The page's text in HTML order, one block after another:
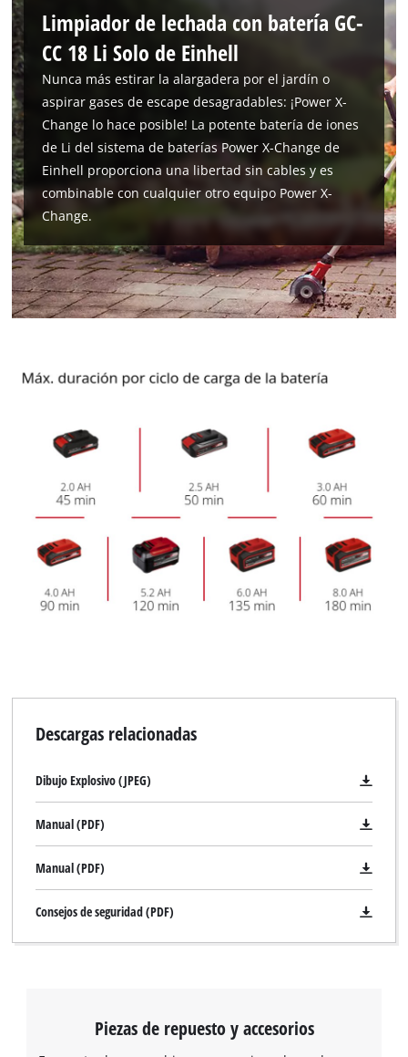
Limpiador de lechada con batería GC-
CC 18 Li Solo de Einhell
Nunca más estirar la alargadera por el jardín o
aspirar gases de escape desagradables: ¡Power X-
Change lo hace posible! La potente batería de iones
de Li del sistema de baterías Power X-Change de
Einhell proporciona una libertad sin cables y es
combinable con cualquier otro equipo Power X-
Change.
Descargas relacionadas
Dibujo Explosivo (JPEG)
Manual (PDF)
Manual (PDF)
Consejos de seguridad (PDF)
Piezas de repuesto y accesorios